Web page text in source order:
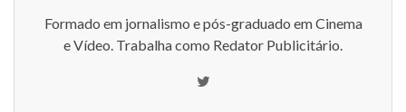
Formado em jornalismo e pós-graduado em Cinema
e Vídeo. Trabalha como Redator Publicitário.